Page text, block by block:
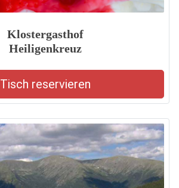
Klostergasthof
Heiligenkreuz
Tisch reservieren